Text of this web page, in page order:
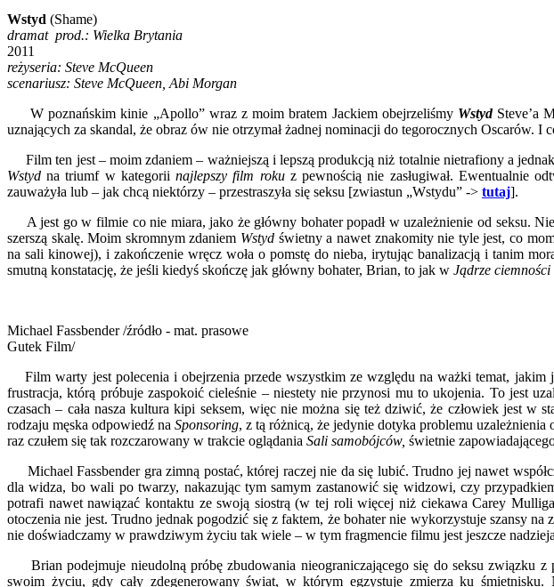
Wstyd (Shame)
dramat prod.: Wielka Brytania
2011
reżyseria: Steve McQueen
scenariusz: Steve McQueen, Abi Morgan
W poznańskim kinie „Apollo” wraz z moim bratem Jackiem obejrzeliśmy WstydSteve’a
uznających za skandal, że obraz ów nie otrzymał żadnej nominacji do tegorocznych Oscarów. I
Film ten jest – moim zdaniem – ważniejszą i lepszą produkcją niż totalnie nietrafiony a
Wstyd na triumf w kategoriinajlepszy film rokuz pewnością nie zasługiwał. Ewentualnie
zauważyła lub – jak chcą niektórzy – przestraszyła się seksu [zwiastun „Wstydu” -> tutaj].
A jest go w filmie co nie miara, jako że główny bohater popadł w uzależnienie od seksu.
szerszą skalę. Moim skromnym zdaniem Wstyd świetny a nawet znakomity nie tyle jest, co
na sali kinowej), i zakończenie wręcz woła o pomstę do nieba, irytując banalizacją i tanim
smutną konstatację, że jeśli kiedyś skończę jak główny bohater, Brian, to jak w Jądrze ciemności
Michael Fassbender /źródło - mat. prasowe
Gutek Film/
Film warty jest polecenia i obejrzenia przede wszystkim ze względu na ważki temat, jakim
frustracja, którą próbuje zaspokoić cieleśnie – niestety nie przynosi mu to ukojenia. To jest
czasach – cała nasza kultura kipi seksem, więc nie można się też dziwić, że człowiek jest
rodzaju męska odpowiedź na Sponsoring, z tą różnicą, że jedynie dotyka problemu
raz czułem się tak rozczarowany w trakcie oglądania Sali samobójców, świetnie
Michael Fassbender gra zimną postać, której raczej nie da się lubić. Trudno jej nawet
dla widza, bo wali po twarzy, nakazując tym samym zastanowić się widzowi, czy
potrafi nawet nawiązać kontaktu ze swoją siostrą (w tej roli więcej niż ciekawa Carey
otoczenia nie jest. Trudno jednak pogodzić się z faktem, że bohater nie wykorzystuje szansy
nie doświadczamy w prawdziwym życiu tak wiele – w tym fragmencie filmu jest jeszcze
Brian podejmuje nieudolną próbę zbudowania nieograniczającego się do seksu związku
swoim życiu, gdy cały zdegenerowany świat, w którym egzystuje zmierza ku